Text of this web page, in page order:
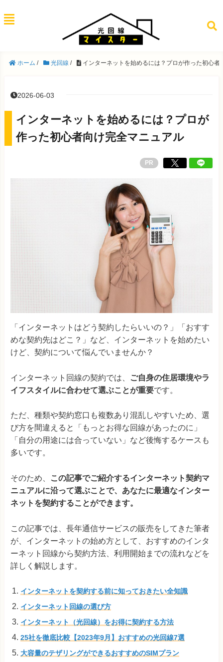
ホーム / 光回線 / インターネットを始めるには？プロが作った初心者
2026-06-03
インターネットを始めるには？プロが
作った初心者向け完全マニュアル
PR
「インターネットはどう契約したらいいの？」「おすす
めな契約先はどこ？」など、インターネットを始めたい
けど、契約について悩んでいませんか？
インターネット回線の契約では、
ご自身の住居環境やラ
イフスタイルに合わせて選ぶことが重要です。
ただ、種類や契約窓口も複数あり混乱しやすいため、選
び方を間違えると「もっとお得な回線があったのに」
「自分の用途には合っていない」など後悔するケースも
多いです。
そのため、
この記事でご紹介するインターネット契約マ
ニュアルに沿って選ぶことで、あなたに最適なインター
ネットを契約することができます。
この記事では、長年通信サービスの販売をしてきた筆者
が、インターネットの始め方として、おすすめのインタ
ーネット回線から契約方法、利用開始までの流れなどを
詳しく解説します。
インターネットを契約する前に知っておきたい全知識
インターネット回線の選び方
インターネット（光回線）をお得に契約する方法
25社を徹底比較【2023年9月】おすすめの光回線7選
大容量のテザリングができるおすすめのSIMプラン